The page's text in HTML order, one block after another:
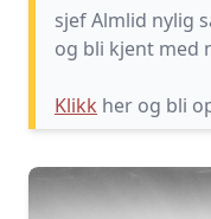
sjef Almlid nylig
og bli kjent med
Klikk her og bli